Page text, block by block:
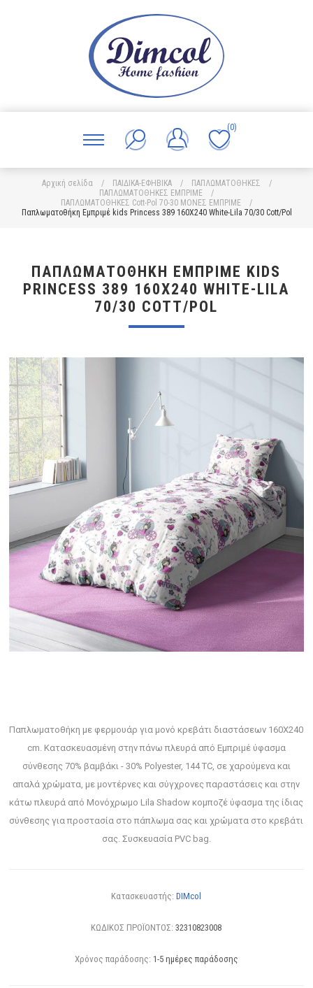
(0)
Αρχική σελίδα / ΠΑΙΔΙΚΑ-ΕΦΗΒΙΚΑ / ΠΑΠΛΩΜΑΤΟΘΗΚΕΣ
/
ΠΑΠΛΩΜΑΤΟΘΗΚΕΣ ΕΜΠΡΙΜΕ
/
ΠΑΠΛΩΜΑΤΟΘΗΚΕΣ Cott-Pol 70-30 ΜΟΝΕΣ ΕΜΠΡΙΜΕ
/
Παπλωματοθήκη Εμπριμέ kids Princess 389 160X240 White-Lila 70/30 Cott/Pol
ΠΑΠΛΩΜΑΤΟΘΉΚΗ ΕΜΠΡΙΜΈ KIDS
PRINCESS 389 160X240 WHITE-LILA
70/30 COTT/POL
Παπλωματοθήκη με φερμουάρ για μονό κρεβάτι διαστάσεων 160Χ240
cm. Κατασκευασμένη στην πάνω πλευρά από Εμπριμέ ύφασμα
σύνθεσης 70% βαμβάκι - 30% Polyester, 144 TC, σε χαρούμενα και
απαλά χρώματα, με μοντέρνες και σύγχρονες παραστάσεις και στην
κάτω πλευρά από Μονόχρωμο Lila Shadow κομποζέ ύφασμα της ίδιας
σύνθεσης για προστασία στο πάπλωμα σας και χρώματα στο κρεβάτι
σας. Συσκευασία PVC bag.
Κατασκευαστής: DIMcol
ΚΩΔΙΚΟΣ ΠΡΟΪΟΝΤΟΣ: 32310823008
Χρόνος παράδοσης: 1-5 ημέρες παράδοσης